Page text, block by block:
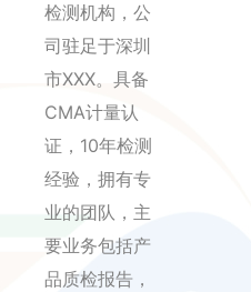
检测机构，公
司驻足于深圳
市XXX。具备
CMA计量认
证，10年检测
经验，拥有专
业的团队，主
要业务包括产
品质检报告，